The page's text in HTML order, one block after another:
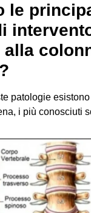
le
patologie
i più conosciuti